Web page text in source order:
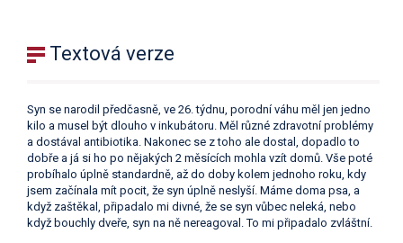
Textová verze
Syn se narodil předčasně, ve 26. týdnu, porodní váhu měl jen jedno
kilo a musel být dlouho v inkubátoru. Měl různé zdravotní problémy
a dostával antibiotika. Nakonec se z toho ale dostal, dopadlo to
dobře a já si ho po nějakých 2 měsících mohla vzít domů. Vše poté
probíhalo úplně standardně, až do doby kolem jednoho roku, kdy
jsem začínala mít pocit, že syn úplně neslyší. Máme doma psa, a
když zaštěkal, připadalo mi divné, že se syn vůbec neleká, nebo
když bouchly dveře, syn na ně nereagoval. To mi připadalo zvláštní.